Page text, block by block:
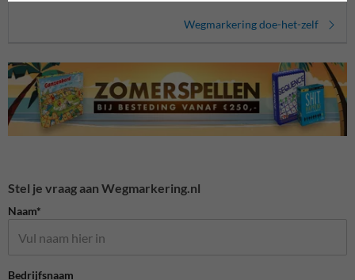
Wegmarkering doe-het-zelf
Stel je vraag aan Wegmarkering.nl
Naam*
Bedrijfsnaam